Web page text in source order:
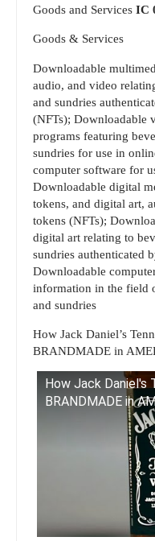
Goods and ServicesIC
Goods & Services
Downloadable
audio, and video
and sundries
(NFTs); Downloadable
programs featuring
sundries for use in
computer software for
Downloadable digital
tokens, and digital art,
tokens (NFTs);
digital art relating to
sundries authenticated
Downloadable
information in the field
and sundries
How Jack Daniel’s
BRANDMADE in
How Jack Daniel's
BRANDMADE in